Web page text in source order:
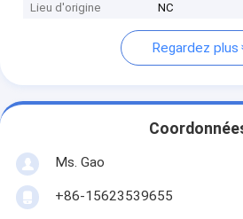
Lieu d'origine
NC
Regardez plus
Ms. Gao
+86-15623539655